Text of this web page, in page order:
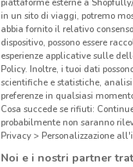
piattaforme esterne a
in un sito di viaggi, potremo
abbia fornito il relativo
dispositivo, possono essere
esperienze applicative sulle
Policy. Inoltre, i tuoi dati
scientifiche e statistiche,
preferenze in qualsiasi
Cosa succede se rifiuti:
probabilmente non saranno
Privacy > Personalizzazione
Noi e i nostri partner